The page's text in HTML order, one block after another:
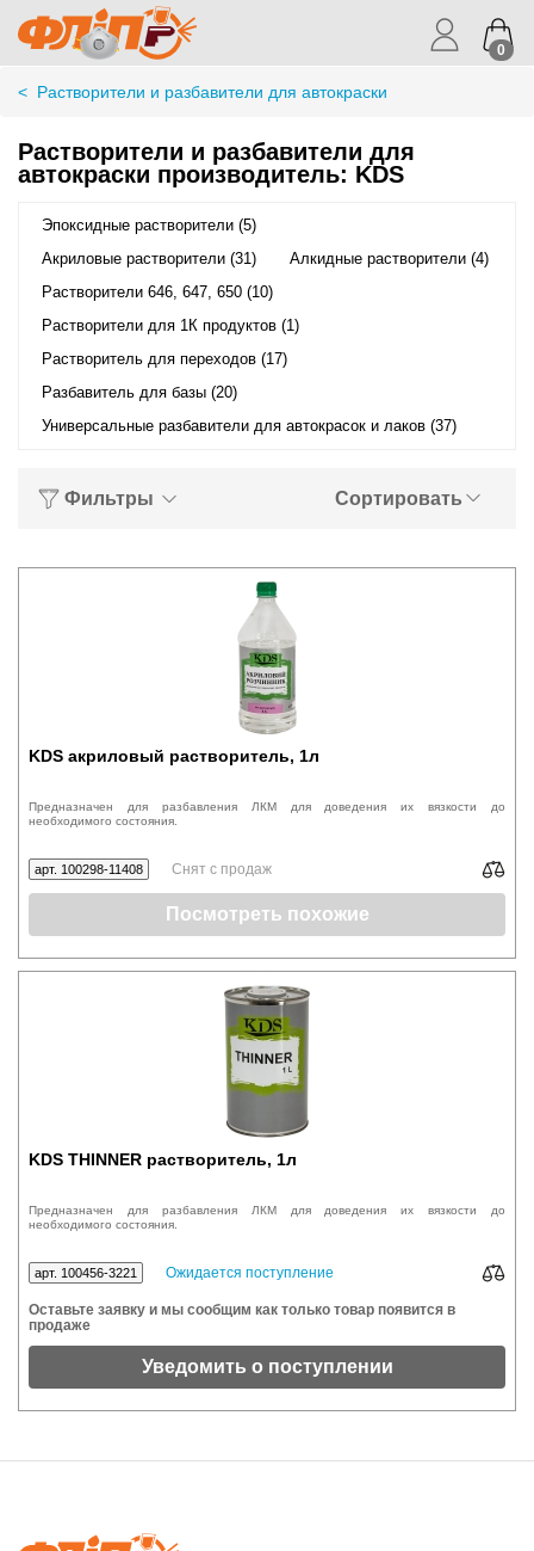
0
< Растворители и разбавители для автокраски
Растворители и разбавители для
автокраски производитель: KDS
Эпоксидные растворители (5)
Акриловые растворители (31)
Алкидные растворители (4)
Растворители 646, 647, 650 (10)
Растворители для 1К продуктов (1)
Растворитель для переходов (17)
Разбавитель для базы (20)
Универсальные разбавители для автокрасок и лаков (37)
Фильтры Сортировать
KDS акриловый растворитель, 1л
Предназначен для разбавления ЛКМ для доведения их вязкости до
необходимого состояния.
арт. 100298-11408 Снят с продаж
Посмотреть похожие
KDS THINNER растворитель, 1л
Предназначен для разбавления ЛКМ для доведения их вязкости до
необходимого состояния.
арт. 100456-3221 Ожидается поступление
Оставьте заявку и мы сообщим как только товар появится в
продаже
Уведомить о поступлении